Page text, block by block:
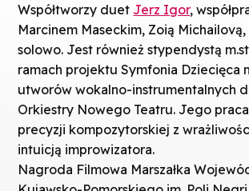
Współtworzy duet Jerz Igor,
Marcinem Maseckim, Zoią Michailovą,
solowo. Jest również stypendystą
ramach projektu Symfonia Dziecięca
utworów wokalno-instrumentalnych
Orkiestry Nowego Teatru. Jego
precyzji kompozytorskiej z
intuicją improwizatora.
Nagroda Filmowa Marszałka